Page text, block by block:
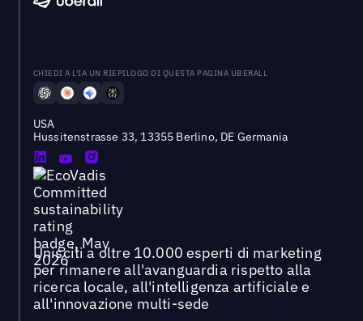
CHIEDI A L'IA UN RIEPILOGO DI QUESTA PAGINA UBERALL
USA
Hussitenstrasse 33, 13355 Berlino, DE Germania
Unisciti a oltre 10.000 esperti di marketing
per rimanere all'avanguardia rispetto alla
ricerca locale, all'intelligenza artificiale e
all'innovazione multi-sede